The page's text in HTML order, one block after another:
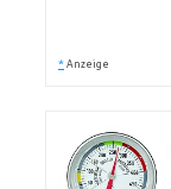
* Anzeige